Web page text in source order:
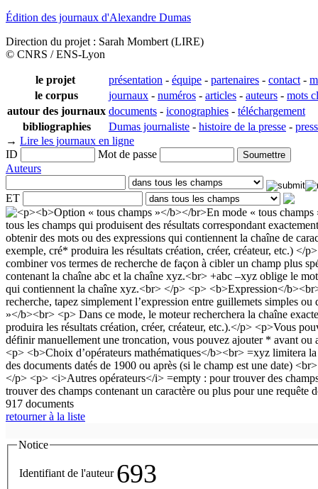
Édition des journaux d'Alexandre Dumas
Direction du projet : Sarah Mombert (LIRE)
© CNRS / ENS-Lyon
le projet présentation - équipe - partenaires - contact -
le corpus
journaux - numéros - articles - auteurs - mots
autour des journaux documents - iconographies - téléchargement
bibliographies
Dumas journaliste - histoire de la presse -
→ Lire les journaux en ligne
ID
Mot de passe
Auteurs
ET
917 documents
retourner à la liste
Notice
Identifiant de l'auteur 693